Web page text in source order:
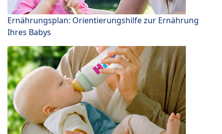
Ernährungsplan: Orientierungshilfe zur Ernährung
Ihres Babys